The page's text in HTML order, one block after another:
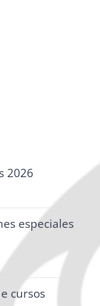
2026
especiales
cursos